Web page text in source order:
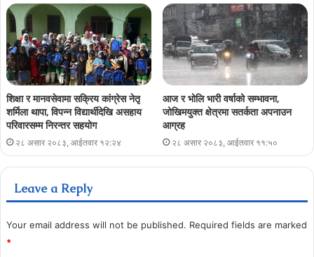
शिक्षा र मानवसेवामा सक्रिय कांग्रेस नेतृ
शर्मिला थापा, विपन्न विद्यार्थीदेखि असहाय
परिवारसम्म निरन्तर सहयोग
२८ असार २०८३, आईतवार १२:२४
आज र भोलि भारी वर्षाको सम्भावना,
जोखिमयुक्त क्षेत्रमा सतर्कता अपनाउन
आग्रह
२८ असार २०८३, आईतवार ११:५०
Leave a Reply
Your email address will not be published. Required fields are marked
*